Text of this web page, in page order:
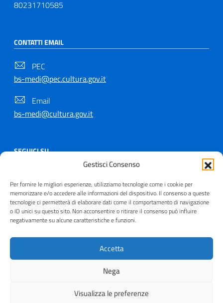
Gestisci Consenso
Per fornire le migliori esperienze, utilizziamo tecnologie come i cookie per
memorizzare e/o accedere alle informazioni del dispositivo. Il consenso a queste
tecnologie ci permetterà di elaborare dati come il comportamento di navigazione
o ID unici su questo sito. Non acconsentire o ritirare il consenso può influire
negativamente su alcune caratteristiche e funzioni.
Accetta
Nega
Visualizza le preferenze
80231710585
CONTATTI EMAIL
PEC
bs-medi@pec.cultura.gov.it
Email
bs-medi@cultura.gov.it
SEGUICI SU
Copyright © 2021 - 2026
Useful Links Section
Privacy | Cookie policy | Contatti |